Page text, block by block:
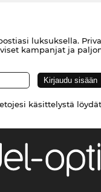
luksuksella.
kampanjat ja
käsittelystä löydät